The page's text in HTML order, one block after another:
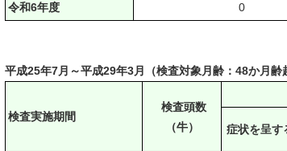
令和6年度
0
平成25年7月～平成29年3月（検査対象月齢：48か月齢
検査実施期間
検査頭数
（牛）
症状を呈す